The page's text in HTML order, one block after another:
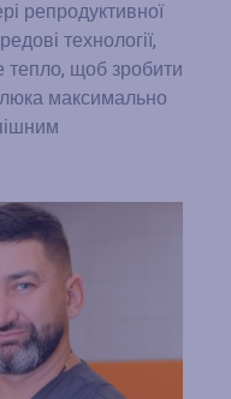
репродуктивної
технології,
тепло, щоб зробити
максимально